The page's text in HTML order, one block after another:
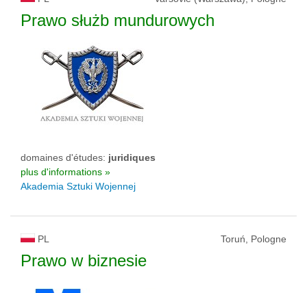
Prawo służb mundurowych
domaines d'études: juridiques
plus d'informations »
Akademia Sztuki Wojennej
PL Toruń, Pologne
Prawo w biznesie